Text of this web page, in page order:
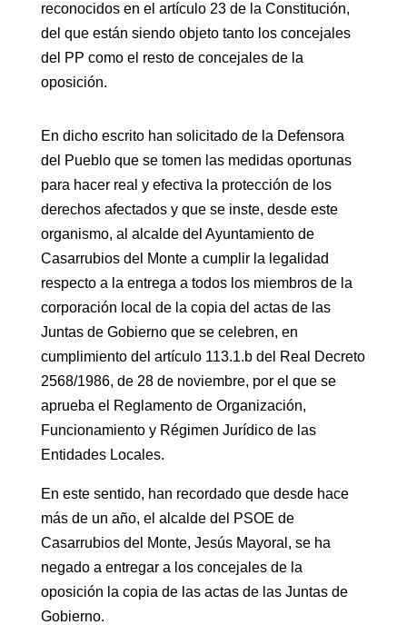
reconocidos en el artículo 23 de la Constitución,
del que están siendo objeto tanto los concejales
del PP como el resto de concejales de la
oposición.
En dicho escrito han solicitado de la Defensora
del Pueblo que se tomen las medidas oportunas
para hacer real y efectiva la protección de los
derechos afectados y que se inste, desde este
organismo, al alcalde del Ayuntamiento de
Casarrubios del Monte a cumplir la legalidad
respecto a la entrega a todos los miembros de la
corporación local de la copia del actas de las
Juntas de Gobierno que se celebren, en
cumplimiento del artículo 113.1.b del Real Decreto
2568/1986, de 28 de noviembre, por el que se
aprueba el Reglamento de Organización,
Funcionamiento y Régimen Jurídico de las
Entidades Locales.
En este sentido, han recordado que desde hace
más de un año, el alcalde del PSOE de
Casarrubios del Monte, Jesús Mayoral, se ha
negado a entregar a los concejales de la
oposición la copia de las actas de las Juntas de
Gobierno.